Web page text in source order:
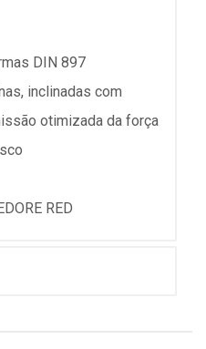
DIN 897
inclinadas com
otimizada da força
RED